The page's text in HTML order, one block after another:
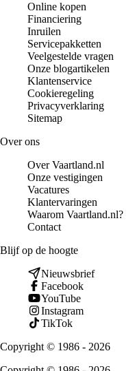
Online kopen
Financiering
Inruilen
Servicepakketten
Veelgestelde vragen
Onze blogartikelen
Klantenservice
Cookieregeling
Privacyverklaring
Sitemap
Over ons
Over Vaartland.nl
Onze vestigingen
Vacatures
Klantervaringen
Waarom Vaartland.nl?
Contact
Blijf op de hoogte
Nieuwsbrief
Facebook
YouTube
Instagram
TikTok
Copyright © 1986 - 2026